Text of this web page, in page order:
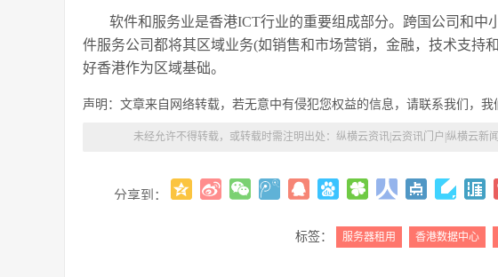
软件和服务业是香港ICT行业的重要组成部分。跨国公司和中
件服务公司都将其区域业务(如销售和市场营销，金融，技术支持
好香港作为区域基础。
声明：文章来自网络转载，若无意中有侵犯您权益的信息，请联系我们，我
未经允许不得转载，或转载时需注明出处： 纵横云资讯|云资讯门户|纵横云新
分享到：
标签： 服务器租用 香港数据中心